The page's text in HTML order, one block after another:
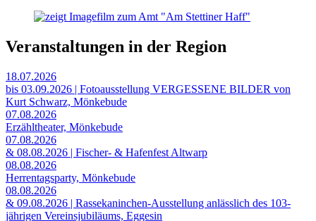
Veranstaltungen in der Region
18.07.2026
bis 03.09.2026 | Fotoausstellung VERGESSENE BILDER von
Kurt Schwarz, Mönkebude
07.08.2026
Erzähltheater, Mönkebude
07.08.2026
& 08.08.2026 | Fischer- & Hafenfest Altwarp
08.08.2026
Herrentagsparty, Mönkebude
08.08.2026
& 09.08.2026 | Rassekaninchen-Ausstellung anlässlich des 103-
jährigen Vereinsjubiläums, Eggesin